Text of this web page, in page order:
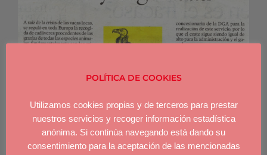
POLÍTICA DE COOKIES
Utilizamos cookies propias y de terceros para prestar
nuestros servicios y recoger información estadística
anónima. Si continúa navegando está dando su
consentimiento para la aceptación de las mencionadas